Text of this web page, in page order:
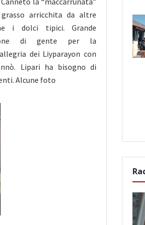
arricchita da altre
i dolci tipici. Grande
di gente per la
dei Liyparayon con
Lipari ha bisogno di
Alcune foto